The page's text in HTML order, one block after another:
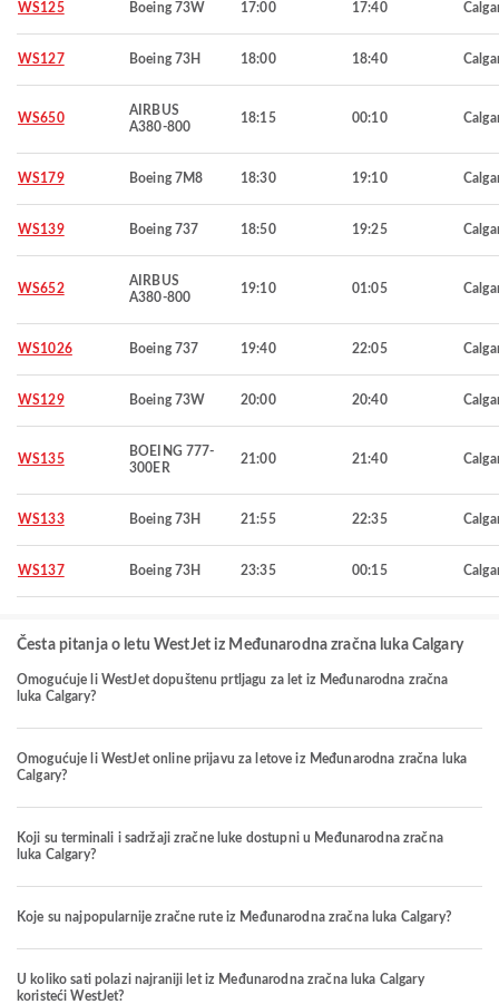
WS125 Boeing 73W 17:00 17:40
WS127 Boeing 73H 18:00 18:40
WS650
AIRBUS
A380-800
18:15 00:10
WS179 Boeing 7M8 18:30 19:10
WS139 Boeing 737 18:50 19:25
WS652
AIRBUS
A380-800
19:10 01:05
WS1026 Boeing 737 19:40 22:05
WS129 Boeing 73W 20:00 20:40
WS135
BOEING 777-
300ER
21:00 21:40
WS133 Boeing 73H 21:55 22:35
WS137 Boeing 73H 23:35 00:15
Česta pitanja o letu WestJet iz Međunarodna zračna luka Calgary
Omogućuje li WestJet dopuštenu prtljagu za let iz Međunarodna zračna
luka Calgary?
Omogućuje li WestJet online prijavu za letove iz Međunarodna zračna luka
Calgary?
Koji su terminali i sadržaji zračne luke dostupni u Međunarodna zračna
luka Calgary?
Koje su najpopularnije zračne rute iz Međunarodna zračna luka Calgary?
U koliko sati polazi najraniji let iz Međunarodna zračna luka Calgary
koristeći WestJet?